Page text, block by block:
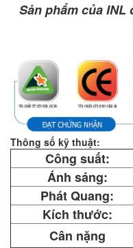
Sản phẩm của
Thông số kỹ thuật:
Công suất:
Ánh sáng:
Phát Quang:
Kích thước:
Cân nặng